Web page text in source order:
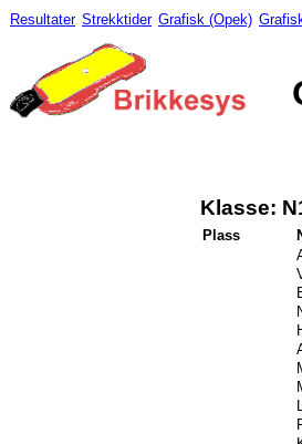
Resultater Strekktider Grafisk (Opek)
Klasse:
Plass